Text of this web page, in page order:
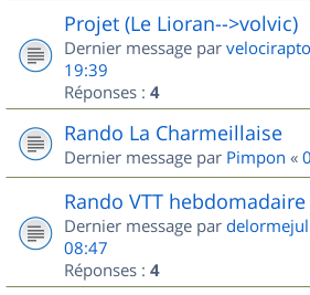
Projet (Le Lioran-->volvic)
Dernier message par
19:39
Réponses : 4
Rando La Charmeillaise
Dernier message par Pimpon «
Rando VTT
Dernier message par
08:47
Réponses : 4